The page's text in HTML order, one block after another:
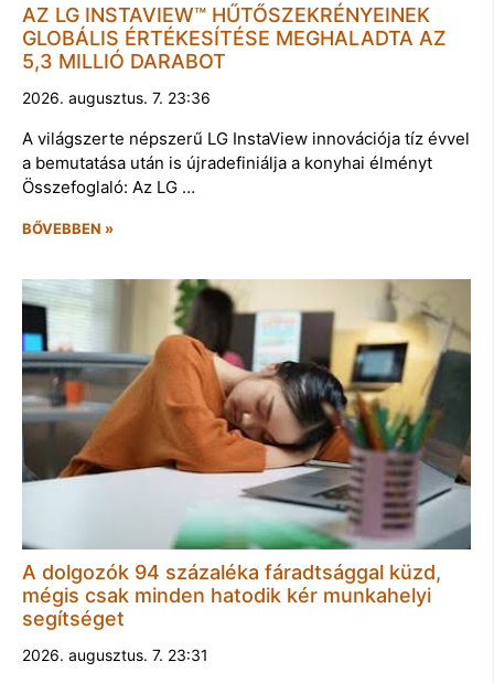
AZ LG INSTAVIEW™ HŰTŐSZEKRÉNYEINEK
GLOBÁLIS ÉRTÉKESÍTÉSE MEGHALADTA AZ
5,3 MILLIÓ DARABOT
2026. augusztus. 7. 23:36
A világszerte népszerű LG InstaView innovációja tíz évvel
a bemutatása után is újradefiniálja a konyhai élményt
Összefoglaló: Az LG …
BŐVEBBEN »
A dolgozók 94 százaléka fáradtsággal küzd,
mégis csak minden hatodik kér munkahelyi
segítséget
2026. augusztus. 7. 23:31